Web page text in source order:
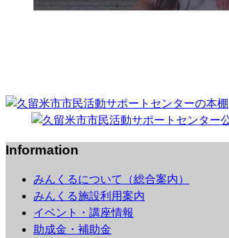
Information
みんくるについて（総合案内）
みんくる施設利用案内
イベント・講座情報
助成金・補助金